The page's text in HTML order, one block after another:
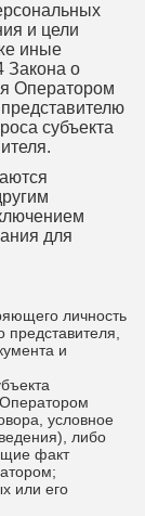
и цели
иные
Закона о
Оператором
субъекта
для
личность
и
условное
либо
факт
или его